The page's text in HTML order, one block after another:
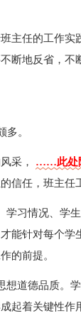
主任的工作实
断地反省，不
。
采， ……此处
信任，班主任
习情况、学
能针对每个学
的前提。
道德品质。
起着关键性作